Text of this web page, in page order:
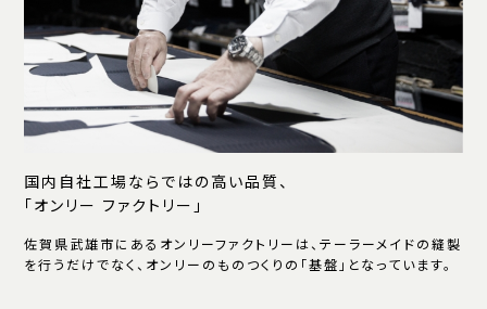
国内自社工場ならではの高い品質、
「オンリー ファクトリー」
佐賀県武雄市にあるオンリーファクトリーは、テーラーメイドの縫製
を行うだけでなく、オンリーのものつくりの「基盤」となっています。